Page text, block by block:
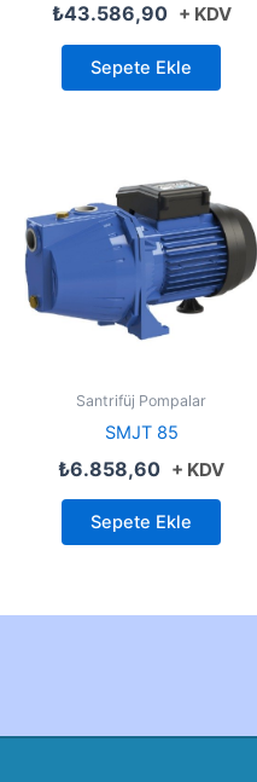
₺43.586,90 + KDV
Sepete Ekle
Santrifüj Pompalar
SMJT 85
₺6.858,60 + KDV
Sepete Ekle